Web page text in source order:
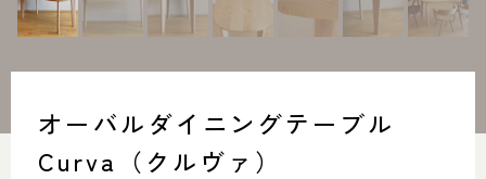
中川店
住所
〒454-0825 名古屋市中川区好
オーバルダイニングテーブル
Curva（クルヴァ）